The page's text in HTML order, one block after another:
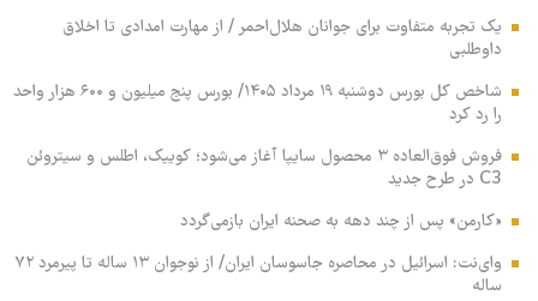
یک تجربه متفاوت برای جوانان هلال‌احمر / از مهارت امدادی تا اخلاق
داوطلبی
شاخص کل بورس دوشنبه ۱۹ مرداد ۱۴۰۵/ بورس پنج میلیون و ۶۰۰ هزار واحد
را رد کرد
فروش فوق‌العاده ۳ محصول سایپا آغاز می‌شود؛ کوییک، اطلس و سیتروئن
C3 در طرح جدید
«کارمن» پس از چند دهه به صحنه ایران بازمی‌گردد
وای‌نت: اسرائیل در محاصره جاسوسان ایران/ از نوجوان ۱۳ ساله تا پیرمرد ۷۲
ساله